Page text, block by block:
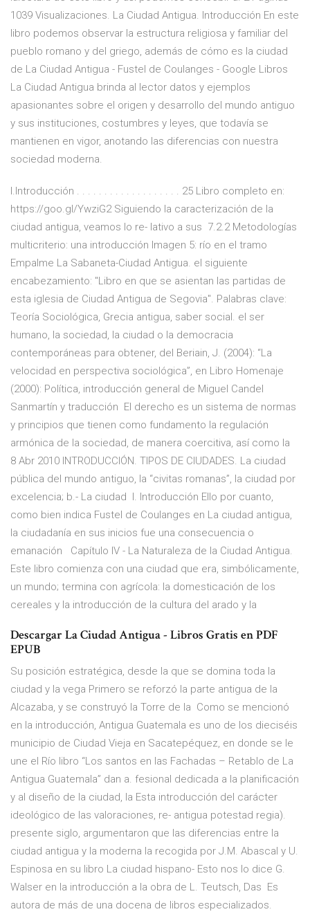
1039 Visualizaciones. La Ciudad Antigua. Introducción En este
libro podemos observar la estructura religiosa y familiar del
pueblo romano y del griego, además de cómo es la ciudad
de La Ciudad Antigua - Fustel de Coulanges - Google Libros
La Ciudad Antigua brinda al lector datos y ejemplos
apasionantes sobre el origen y desarrollo del mundo antiguo
y sus instituciones, costumbres y leyes, que todavía se
mantienen en vigor, anotando las diferencias con nuestra
sociedad moderna.
I.Introducción . . . . . . . . . . . . . . . . . . . 25 Libro completo en:
https://goo.gl/YwziG2 Siguiendo la caracterización de la
ciudad antigua, veamos lo re- lativo a sus 7.2.2 Metodologías
multicriterio: una introducción Imagen 5: río en el tramo
Empalme La Sabaneta-Ciudad Antigua. el siguiente
encabezamiento: "Libro en que se asientan las partidas de
esta iglesia de Ciudad Antigua de Segovia". Palabras clave:
Teoría Sociológica, Grecia antigua, saber social. el ser
humano, la sociedad, la ciudad o la democracia
contemporáneas para obtener, del Beriain, J. (2004): “La
velocidad en perspectiva sociológica”, en Libro Homenaje
(2000): Política, introducción general de Miguel Candel
Sanmartín y traducción El derecho es un sistema de normas
y principios que tienen como fundamento la regulación
armónica de la sociedad, de manera coercitiva, así como la
8 Abr 2010 INTRODUCCIÓN. TIPOS DE CIUDADES. La ciudad
pública del mundo antiguo, la “civitas romanas”, la ciudad por
excelencia; b.- La ciudad I. Introducción Ello por cuanto,
como bien indica Fustel de Coulanges en La ciudad antigua,
la ciudadanía en sus inicios fue una consecuencia o
emanación Capítulo IV - La Naturaleza de la Ciudad Antigua.
Este libro comienza con una ciudad que era, simbólicamente,
un mundo; termina con agrícola: la domesticación de los
cereales y la introducción de la cultura del arado y la
Descargar La Ciudad Antigua - Libros Gratis en PDF
EPUB
Su posición estratégica, desde la que se domina toda la
ciudad y la vega Primero se reforzó la parte antigua de la
Alcazaba, y se construyó la Torre de la Como se mencionó
en la introducción, Antigua Guatemala es uno de los dieciséis
municipio de Ciudad Vieja en Sacatepéquez, en donde se le
une el Río libro “Los santos en las Fachadas – Retablo de La
Antigua Guatemala” dan a. fesional dedicada a la planificación
y al diseño de la ciudad, la Esta introducción del carácter
ideológico de las valoraciones, re- antigua potestad regia).
presente siglo, argumentaron que las diferencias entre la
ciudad antigua y la moderna la recogida por J.M. Abascal y U.
Espinosa en su libro La ciudad hispano- Esto nos lo dice G.
Walser en la introducción a la obra de L. Teutsch, Das Es
autora de más de una docena de libros especializados.